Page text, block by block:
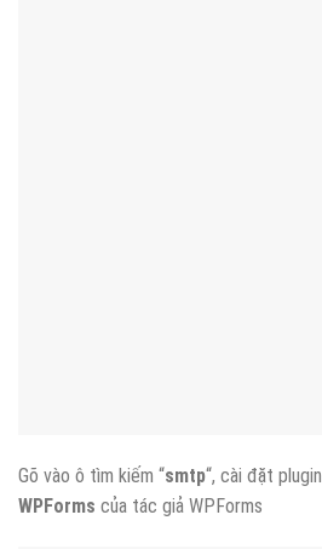
Gõ vào ô tìm kiếm “smtp“, cài đặt plugin
WPForms của tác giả WPForms